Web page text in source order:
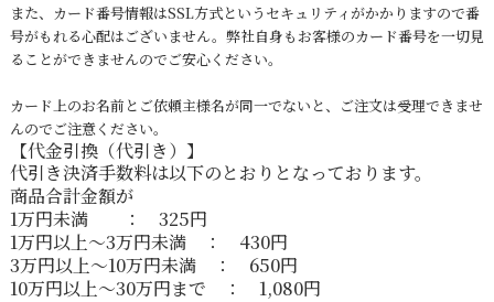
また、カード番号情報はSSL方式というセキュリティがかかりますので番
号がもれる心配はございません。弊社自身もお客様のカード番号を一切見
ることができませんのでご安心ください。
カード上のお名前とご依頼主様名が同一でないと、ご注文は受理できませ
んのでご注意ください。
【代金引換（代引き）】
代引き決済手数料は以下のとおりとなっております。
商品合計金額が
1万円未満 ： 325円
1万円以上～3万円未満 ： 430円
3万円以上～10万円未満 ： 650円
10万円以上～30万円まで ： 1,080円